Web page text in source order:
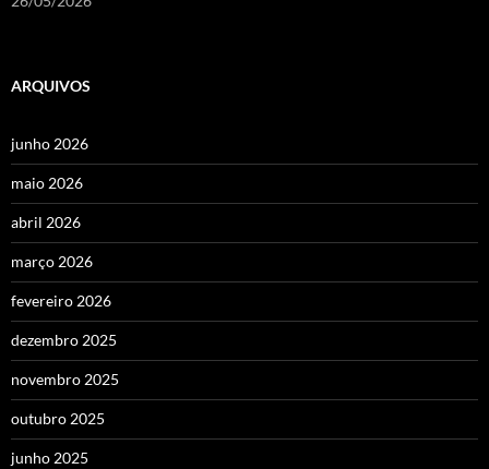
ARQUIVOS
junho 2026
maio 2026
abril 2026
março 2026
fevereiro 2026
dezembro 2025
novembro 2025
outubro 2025
junho 2025